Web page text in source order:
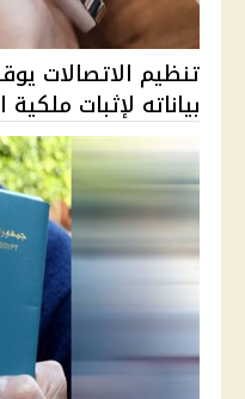
تنظيم الاتصالات
بياناته لإثبات